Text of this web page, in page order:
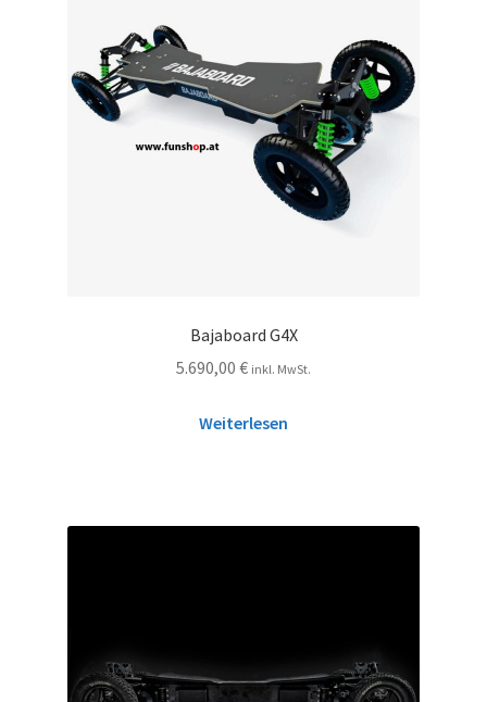
Bajaboard G4X
5.690,00 € inkl. MwSt.
Weiterlesen